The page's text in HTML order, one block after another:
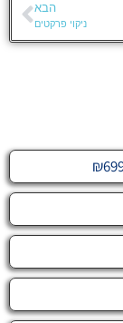
הבא
ניקוי פרקטים